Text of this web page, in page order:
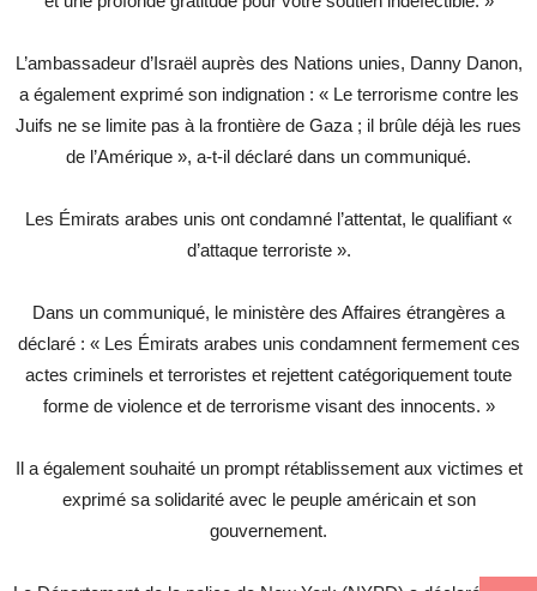
L’ambassadeur d’Israël auprès des Nations unies, Danny Danon,
a également exprimé son indignation : « Le terrorisme contre les
Juifs ne se limite pas à la frontière de Gaza ; il brûle déjà les rues
de l’Amérique », a-t-il déclaré dans un communiqué.
Les Émirats arabes unis ont condamné l’attentat, le qualifiant «
d’attaque terroriste ».
Dans un communiqué, le ministère des Affaires étrangères a
déclaré : « Les Émirats arabes unis condamnent fermement ces
actes criminels et terroristes et rejettent catégoriquement toute
forme de violence et de terrorisme visant des innocents. »
Il a également souhaité un prompt rétablissement aux victimes et
exprimé sa solidarité avec le peuple américain et son
gouvernement.